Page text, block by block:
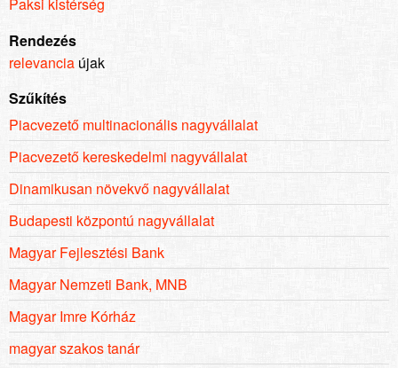
Rendezés
relevancia újak
Szűkítés
Piacvezető multinacionális nagyvállalat
Piacvezető kereskedelmi nagyvállalat
Dinamikusan növekvő nagyvállalat
Budapesti központú nagyvállalat
Magyar Fejlesztési Bank
Magyar Nemzeti Bank, MNB
Magyar Imre Kórház
magyar szakos tanár